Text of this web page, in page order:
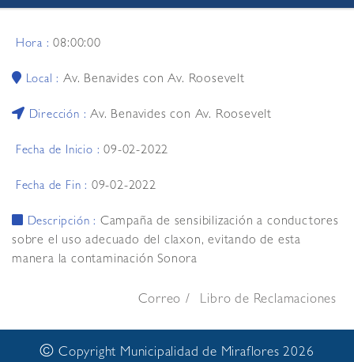
Hora :08:00:00
Local :Av. Benavides con Av. Roosevelt
Dirección :Av. Benavides con Av. Roosevelt
Fecha de Inicio :09-02-2022
Fecha de Fin : 09-02-2022
Descripción : Campaña de sensibilización a conductores
sobre el uso adecuado del claxon, evitando de esta
manera la contaminación Sonora
Correo Libro de Reclamaciones
© Copyright Municipalidad de Miraflores 2026